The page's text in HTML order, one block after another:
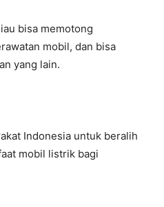
bisa memotong
mobil, dan bisa
yang lain.
Indonesia untuk beralih
mobil listrik bagi